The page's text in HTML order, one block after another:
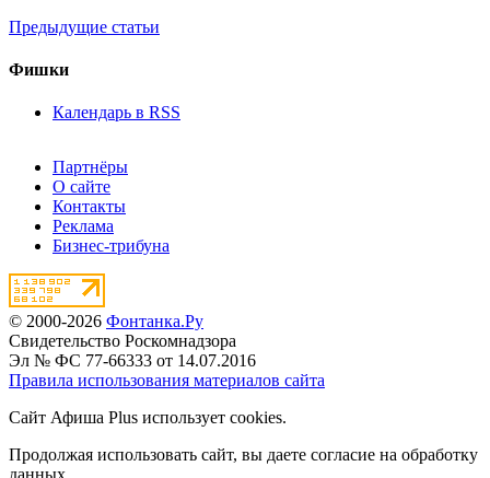
Предыдущие статьи
Фишки
Календарь в RSS
Партнёры
О сайте
Контакты
Реклама
Бизнес-трибуна
© 2000-2026 Фонтанка.Ру
Свидетельство Роскомнадзора
Эл № ФС 77-66333 от 14.07.2016
Правила использования материалов сайта
Сайт Афиша Plus использует cookies.
Продолжая использовать сайт, вы даете согласие на обработку